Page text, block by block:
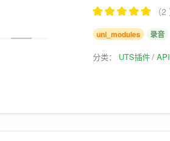
（
uni_modules 录音
分类： UTS插件